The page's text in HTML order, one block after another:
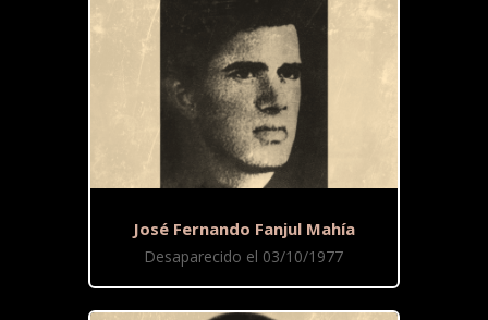
José Fernando Fanjul Mahía
Desaparecido el 03/10/1977